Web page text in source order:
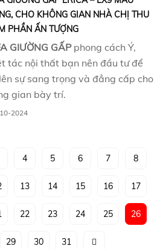
CHO KHÔNG GIAN NHÀ CHỊ THU
PHẦN ẤN TƯỢNG
GIƯỜNG GẤPphong cách Ý,
tác nội thất bạn nên đầu tư để
sự sang trọng và đẳng cấp cho
gian bày trí.
2024
4 5 6 7 8
13 14 15 16 17
22 23 24 25 26
29 30 31